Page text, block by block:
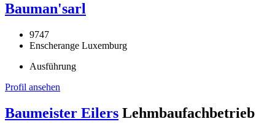
Bauman'sarl
9747
Enscherange Luxemburg
Ausführung
Profil ansehen
Baumeister Eilers Lehmbaufachbetrieb